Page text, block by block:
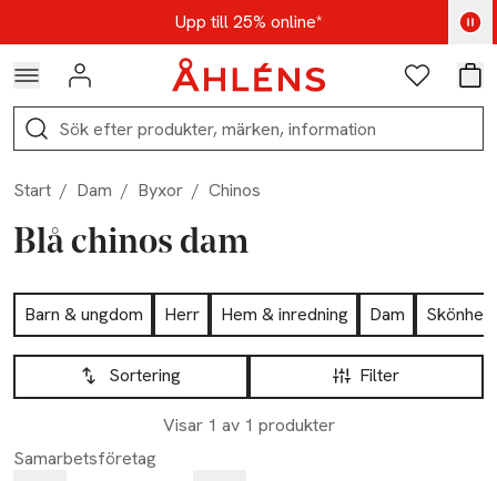
Hoppa till navigationsmenynUpp till 25% online*
Kod: AUG25 - Shoppa nu
Logga in Favoriter
Sök
Start / Dam / Byxor / Chinos
Blå chinos dam
Hoppa till produktsidan
Barn & ungdom Herr Hem & inredning Dam
Skönhet
Hoppa till produktsidan
Filter
Sortering
Visar 1 av 1 produkter
Lista över produkter
Samarbetsföretag